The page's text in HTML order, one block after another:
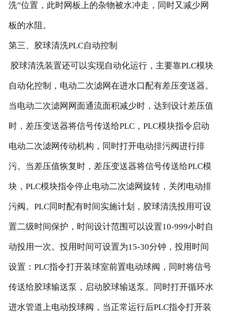
洗”位置，此时网板上的杂物被水冲走，同时又减少网
板的水阻。
第三、胶球清洗PLC自动控制
胶球清洗装置还可以实现自动化运行，主要靠PLC模块
自动化控制，电动二次滤网在进水口配有差压变送器。
当电动二次滤网网面通流面积减少时，达到设计差压值
时，差压变送器将信号传送给PLC，PLC模块指令启动
电动二次滤网传动机构，同时打开电动排污阀进行排
污。当差压值恢复时，差压变送器将信号传送给PLC模
块，PLC模块指令停止电动二次滤网旋转，关闭电动排
污阀。PLC同时配有时间实施计划，胶球清洗投用可设
置二级时间保护，时间设计范围可以设置10-999小时自
动投用一次。投用时间可设置为15-30分钟，投用时间
设置：PLC指令打开装球室前置电动球阀，同时将信号
传送给胶球输送泵，启动胶球输送泵。同时打开循环水
进水管道上电动投球阀，当正常运行后PLC指令打开装